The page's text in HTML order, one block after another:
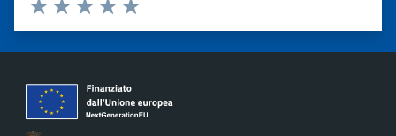
Valuta 5 stelle su 5
Valuta 4 stelle su 5
Valuta 3 stelle su 5
Valuta 2 stelle su 5
Valuta 1 stelle su 5